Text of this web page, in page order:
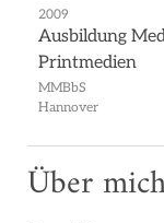
2009
Ausbildung
Printmedien
MMBbS
Hannover
Über